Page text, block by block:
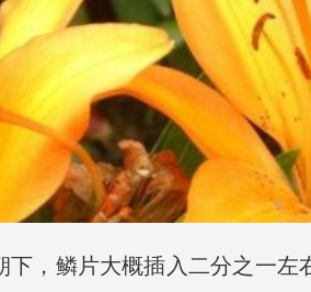
，鳞片大概插入二分之一